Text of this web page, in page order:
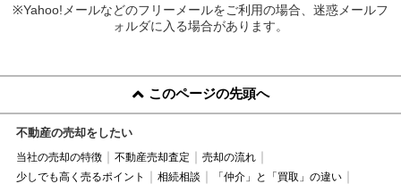
※Yahoo!メールなどのフリーメールをご利用の場合、迷惑メールフ
ォルダに入る場合があります。
このページの先頭へ
不動産の売却をしたい
当社の売却の特徴 不動産売却査定
売却の流れ
少しでも高く売るポイント
相続相談
「仲介」と「買取」の違い